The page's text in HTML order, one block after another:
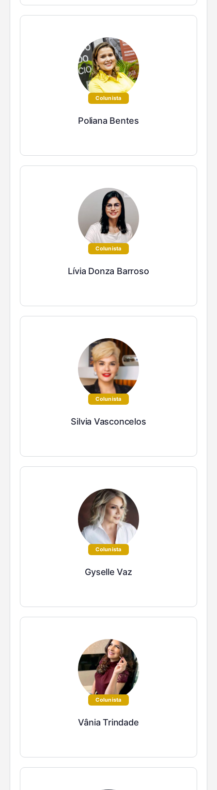
Colunista
Poliana Bentes
Colunista
Lívia Donza Barroso
Colunista
Silvia Vasconcelos
Colunista
Gyselle Vaz
Colunista
Vânia Trindade